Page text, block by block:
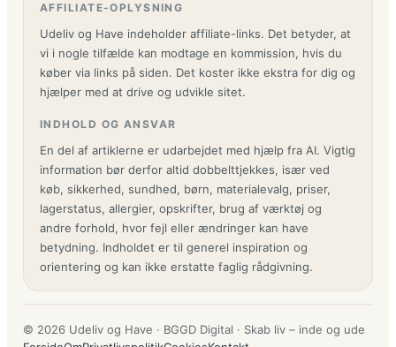
AFFILIATE-OPLYSNING
Udeliv og Have indeholder affiliate-links. Det betyder, at
vi i nogle tilfælde kan modtage en kommission, hvis du
køber via links på siden. Det koster ikke ekstra for dig og
hjælper med at drive og udvikle sitet.
INDHOLD OG ANSVAR
En del af artiklerne er udarbejdet med hjælp fra AI. Vigtig
information bør derfor altid dobbelttjekkes, især ved
køb, sikkerhed, sundhed, børn, materialevalg, priser,
lagerstatus, allergier, opskrifter, brug af værktøj og
andre forhold, hvor fejl eller ændringer kan have
betydning. Indholdet er til generel inspiration og
orientering og kan ikke erstatte faglig rådgivning.
© 2026 Udeliv og Have · BGGD Digital · Skab liv – inde og ude